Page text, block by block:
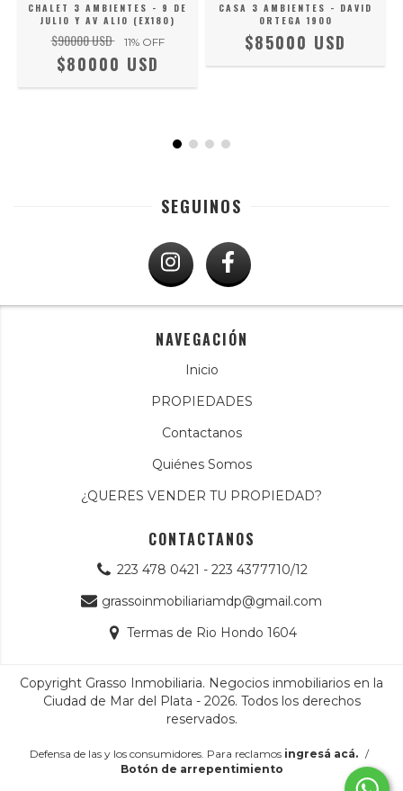
CHALET 3 AMBIENTES - 9 DE
JULIO Y AV ALIO (EX180)
$90000 USD 11% OFF
$80000 USD
CASA 3 AMBIENTES - DAVID
ORTEGA 1900
$85000 USD
SEGUINOS
NAVEGACIÓN
Inicio
PROPIEDADES
Contactanos
Quiénes Somos
¿QUERES VENDER TU PROPIEDAD?
CONTACTANOS
223 478 0421 - 223 4377710/12
grassoinmobiliariamdp@gmail.com
Termas de Rio Hondo 1604
Copyright Grasso Inmobiliaria. Negocios inmobiliarios en la
Ciudad de Mar del Plata - 2026. Todos los derechos
reservados.
Defensa de las y los consumidores. Para reclamos ingresá acá. /
Botón de arrepentimiento